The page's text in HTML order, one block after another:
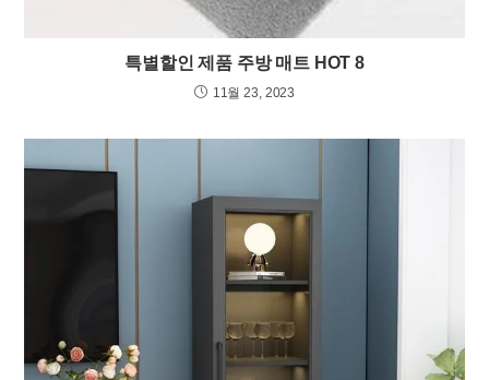
특별할인 제품 주방 매트 HOT 8
11월 23, 2023